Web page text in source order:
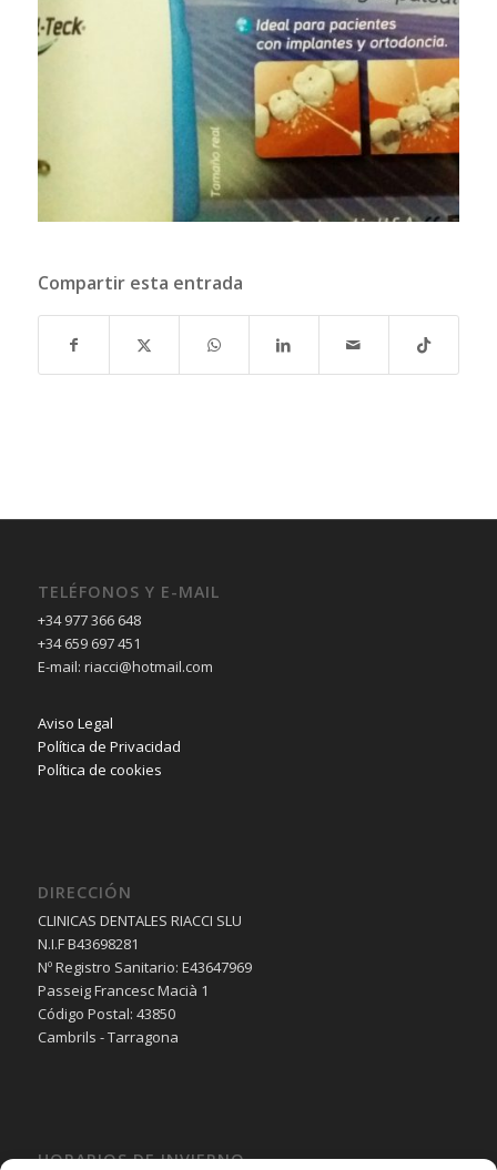
Compartir esta entrada
TELÉFONOS Y E-MAIL
+34 977 366 648
+34 659 697 451
E-mail: riacci@hotmail.com
Aviso Legal
Política de Privacidad
Política de cookies
DIRECCIÓN
CLINICAS DENTALES RIACCI SLU
N.I.F B43698281
Nº Registro Sanitario: E43647969
Passeig Francesc Macià 1
Código Postal: 43850
Cambrils - Tarragona
HORARIOS DE INVIERNO